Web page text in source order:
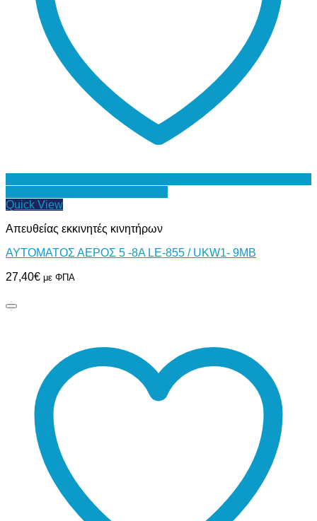
Quick View
Απευθείας εκκινητές κινητήρων
ΑΥΤΟΜΑΤΟΣ ΑΕΡΟΣ 5 -8Α LE-855 / UKW1- 9MB
27,40€ με ΦΠΑ